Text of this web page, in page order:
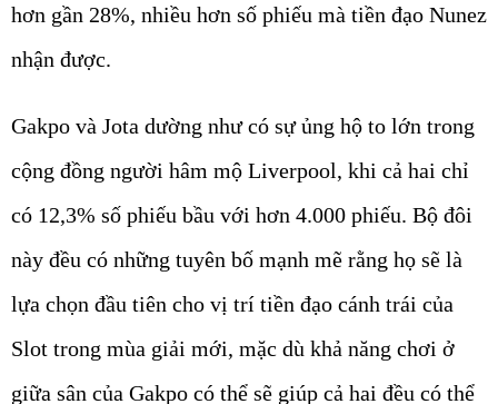
hơn gần 28%, nhiều hơn số phiếu mà tiền đạo Nunez
nhận được.
Gakpo và Jota dường như có sự ủng hộ to lớn trong
cộng đồng người hâm mộ Liverpool, khi cả hai chỉ
có 12,3% số phiếu bầu với hơn 4.000 phiếu. Bộ đôi
này đều có những tuyên bố mạnh mẽ rằng họ sẽ là
lựa chọn đầu tiên cho vị trí tiền đạo cánh trái của
Slot trong mùa giải mới, mặc dù khả năng chơi ở
giữa sân của Gakpo có thể sẽ giúp cả hai đều có thể